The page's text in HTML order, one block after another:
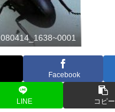
080414_1638~0001
Facebook
LINE コピー